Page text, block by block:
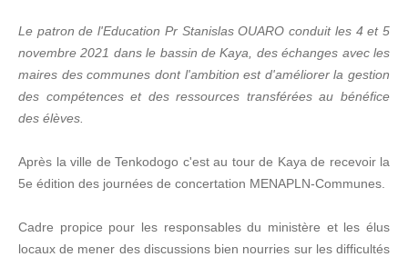
Le patron de l'Education Pr Stanislas OUARO conduit les 4 et 5
novembre 2021 dans le bassin de Kaya, des échanges avec les
maires des communes dont l'ambition est d'améliorer la gestion
des compétences et des ressources transférées au bénéfice
des élèves.
Après la ville de Tenkodogo c'est au tour de Kaya de recevoir la
5e édition des journées de concertation MENAPLN-Communes.
Cadre propice pour les responsables du ministère et les élus
locaux de mener des discussions bien nourries sur les difficultés